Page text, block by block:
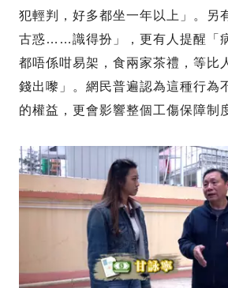
犯輕判，好多都坐一年以上」。另
古惑……識得扮」，更有人提醒「
都唔係咁易架，食兩家茶禮，等比
錢出嚟」。網民普遍認為這種行為
的權益，更會影響整個工傷保障制